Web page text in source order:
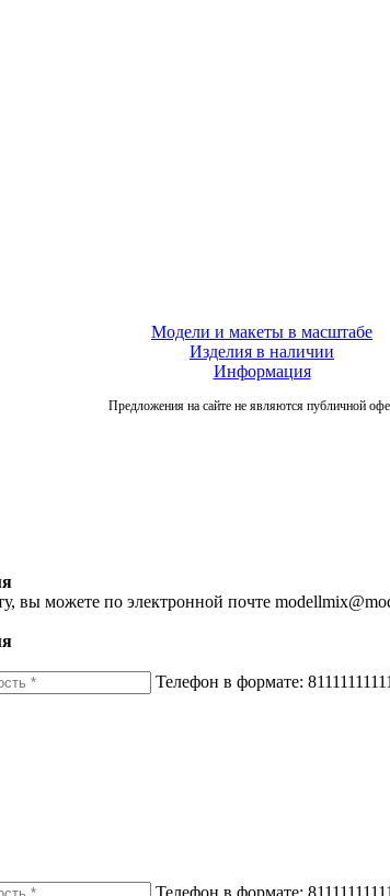
Модели и макеты в масштабе
Изделия в наличии
Информация
Предложения на сайте не являются публичной
можете по электронной почте
Телефон в формате: 81111111111
Телефон в формате: 81111111111